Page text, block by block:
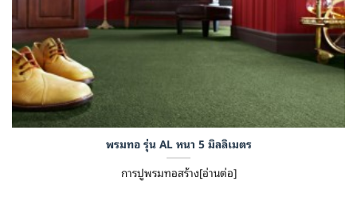
พรมทอ รุ่น AL หนา 5 มิลลิเมตร
การปูพรมทอสร้าง[อ่านต่อ]